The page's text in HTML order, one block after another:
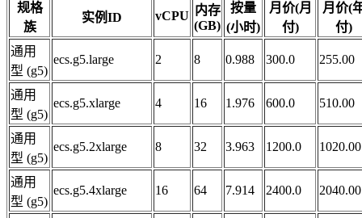
规格
族
实例ID vCPU 内存
(GB)
按量
(小时)
月价(月
付)
月价(
付)
通用
型 (g5)
ecs.g5.large 2 8 0.988 300.0 255.00
通用
型 (g5)
ecs.g5.xlarge 4 16 1.976 600.0 510.00
通用
型 (g5)
ecs.g5.2xlarge 8 32 3.963 1200.0 1020.00
通用
型 (g5)
ecs.g5.4xlarge 16 64 7.914 2400.0 2040.00